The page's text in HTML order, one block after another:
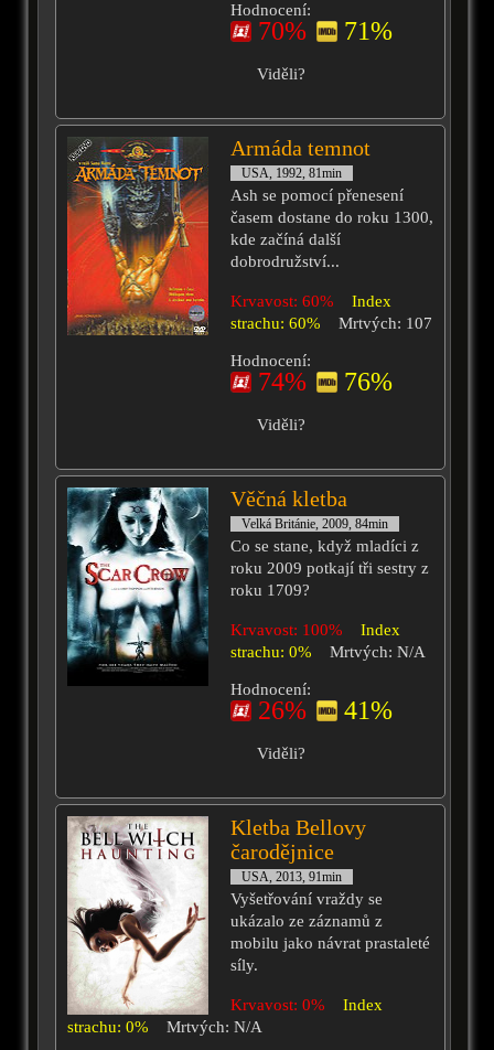
Hodnocení:
70% 71%
Viděli?
Armáda temnot
USA, 1992, 81min
Ash se pomocí přenesení
časem dostane do roku 1300,
kde začíná další
dobrodružství...
Krvavost: 60%
Index
strachu: 60%
Mrtvých: 107
Hodnocení:
74% 76%
Viděli?
Věčná kletba
Velká Británie, 2009, 84min
Co se stane, když mladíci z
roku 2009 potkají tři sestry z
roku 1709?
Krvavost: 100%
Index
strachu: 0%
Mrtvých: N/A
Hodnocení:
26% 41%
Viděli?
Kletba Bellovy
čarodějnice
USA, 2013, 91min
Vyšetřování vraždy se
ukázalo ze záznamů z
mobilu jako návrat prastaleté
síly.
Krvavost: 0%
Index
strachu: 0%
Mrtvých: N/A